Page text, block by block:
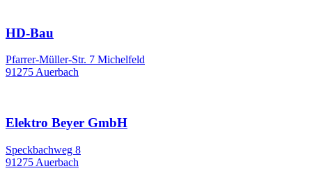
HD-Bau
Pfarrer-Müller-Str. 7 Michelfeld
91275 Auerbach
Elektro Beyer GmbH
Speckbachweg 8
91275 Auerbach